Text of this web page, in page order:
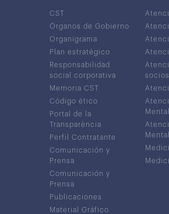
CST
Órganos de Gobierno
Organigrama
Plan estratégico
Responsabilidad
social corporativa
Memoria CST
Código ético
Portal de la
Transparència
Perfil Contratante
Comunicación y
Prensa
Comunicación y
Prensa
Publicaciones
Material Gráfico
Mental
Mental